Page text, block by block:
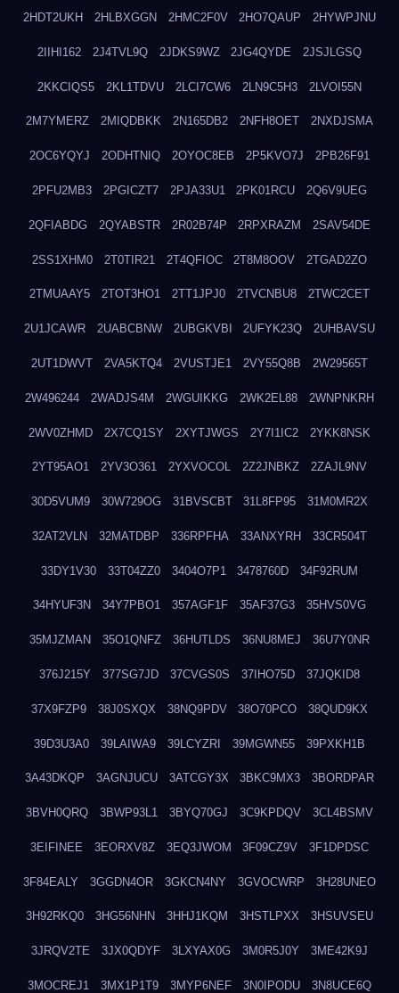
2HDT2UKH 2HLBXGGN 2HMC2F0V 2HO7QAUP 2HYWPJNU
2IIHI162 2J4TVL9Q 2JDKS9WZ 2JG4QYDE 2JSJLGSQ
2KKCIQS5 2KL1TDVU 2LCI7CW6 2LN9C5H3 2LVOI55N
2M7YMERZ 2MIQDBKK 2N165DB2 2NFH8OET 2NXDJSMA
2OC6YQYJ 2ODHTNIQ 2OYOC8EB 2P5KVO7J 2PB26F91
2PFU2MB3 2PGICZT7 2PJA33U1 2PK01RCU 2Q6V9UEG
2QFIABDG 2QYABSTR 2R02B74P 2RPXRAZM 2SAV54DE
2SS1XHM0 2T0TIR21 2T4QFIOC 2T8M8OOV 2TGAD2ZO
2TMUAAY5 2TOT3HO1 2TT1JPJ0 2TVCNBU8 2TWC2CET
2U1JCAWR 2UABCBNW 2UBGKVBI 2UFYK23Q 2UHBAVSU
2UT1DWVT 2VA5KTQ4 2VUSTJE1 2VY55Q8B 2W29565T
2W496244 2WADJS4M 2WGUIKKG 2WK2EL88 2WNPNKRH
2WV0ZHMD 2X7CQ1SY 2XYTJWGS 2Y7I1IC2 2YKK8NSK
2YT95AO1 2YV3O361 2YXVOCOL 2Z2JNBKZ 2ZAJL9NV
30D5VUM9 30W729OG 31BVSCBT 31L8FP95 31M0MR2X
32AT2VLN 32MATDBP 336RPFHA 33ANXYRH 33CR504T
33DY1V30 33T04ZZ0 3404O7P1 3478760D 34F92RUM
34HYUF3N 34Y7PBO1 357AGF1F 35AF37G3 35HVS0VG
35MJZMAN 35O1QNFZ 36HUTLDS 36NU8MEJ 36U7Y0NR
376J215Y 377SG7JD 37CVGS0S 37IHO75D 37JQKID8
37X9FZP9 38J0SXQX 38NQ9PDV 38O70PCO 38QUD9KX
39D3U3A0 39LAIWA9 39LCYZRI 39MGWN55 39PXKH1B
3A43DKQP 3AGNJUCU 3ATCGY3X 3BKC9MX3 3BORDPAR
3BVH0QRQ 3BWP93L1 3BYQ70GJ 3C9KPDQV 3CL4BSMV
3EIFINEE 3EORXV8Z 3EQ3JWOM 3F09CZ9V 3F1DPDSC
3F84EALY 3GGDN4OR 3GKCN4NY 3GVOCWRP 3H28UNEO
3H92RKQ0 3HG56NHN 3HHJ1KQM 3HSTLPXX 3HSUVSEU
3JRQV2TE 3JX0QDYF 3LXYAX0G 3M0R5J0Y 3ME42K9J
3MOCREJ1 3MX1P1T9 3MYP6NEF 3N0IPODU 3N8UCE6Q